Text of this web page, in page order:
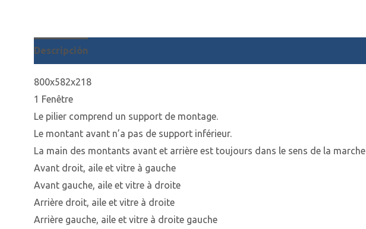
Descripción
800x582x218
1 Fenêtre
Le pilier comprend un support de montage.
Le montant avant n’a pas de support inférieur.
La main des montants avant et arrière est toujours dans le sens de la marche
Avant droit, aile et vitre à gauche
Avant gauche, aile et vitre à droite
Arrière droit, aile et vitre à droite
Arrière gauche, aile et vitre à droite gauche